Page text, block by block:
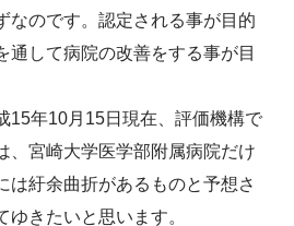
なのです。認定される事が目的
通して病院の改善をする事が目
年10月15日現在、評価機構で
、宮崎大学医学部附属病院だけ
は紆余曲折があるものと予想さ
きたいと思います。